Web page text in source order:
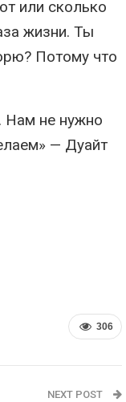
или сколько
жизни. Ты
Потому что
Нам не нужно
— Дуайт
306
NEXT POST